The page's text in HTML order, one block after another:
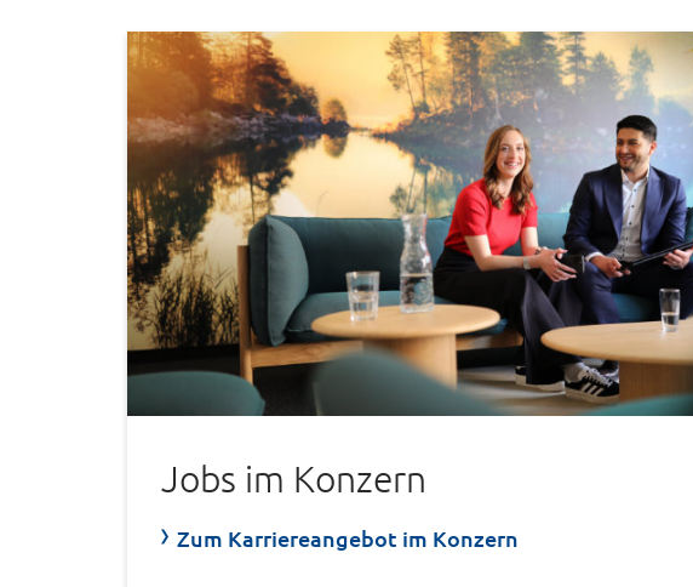
Jobs im Konzern
Zum Karriereangebot im Konzern